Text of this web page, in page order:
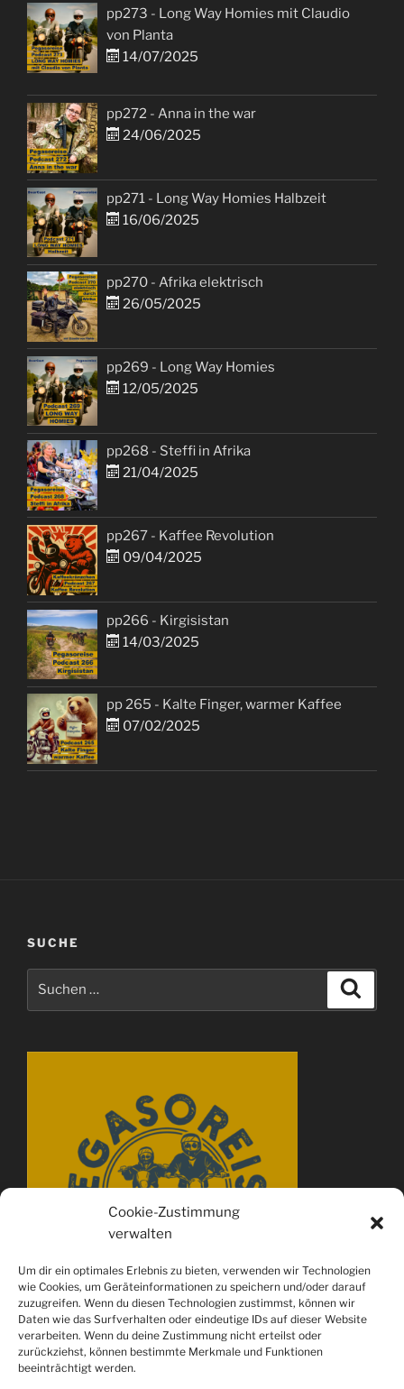
Cookie-Zustimmung
verwalten
Um dir ein optimales Erlebnis zu bieten, verwenden wir Technologien
wie Cookies, um Geräteinformationen zu speichern und/oder darauf
zuzugreifen. Wenn du diesen Technologien zustimmst, können wir
Daten wie das Surfverhalten oder eindeutige IDs auf dieser Website
verarbeiten. Wenn du deine Zustimmung nicht erteilst oder
zurückziehst, können bestimmte Merkmale und Funktionen
beeinträchtigt werden.
pp273 - Long Way Homies mit Claudio
von Planta
14/07/2025
pp272 - Anna in the war
24/06/2025
pp271 - Long Way Homies Halbzeit
16/06/2025
pp270 - Afrika elektrisch
26/05/2025
pp269 - Long Way Homies
12/05/2025
pp268 - Steffi in Afrika
21/04/2025
pp267 - Kaffee Revolution
09/04/2025
pp266 - Kirgisistan
14/03/2025
pp 265 - Kalte Finger, warmer Kaffee
07/02/2025
SUCHE